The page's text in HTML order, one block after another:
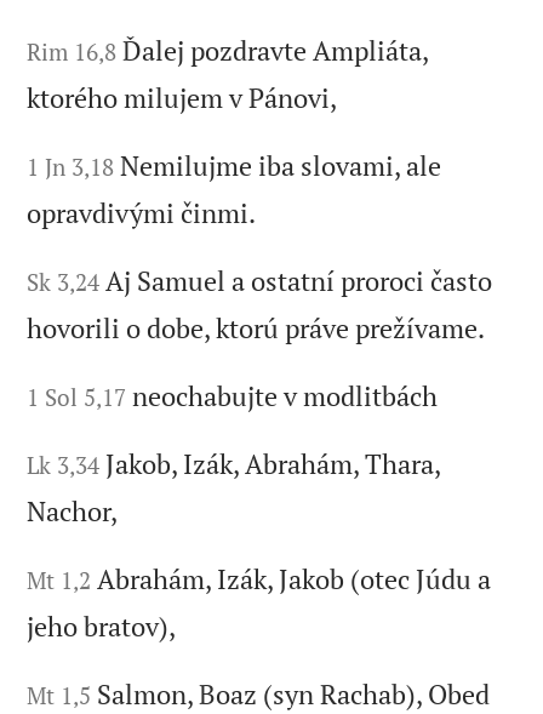
Rim 16,8 Ďalej pozdravte Ampliáta,
ktorého milujem v Pánovi,
1 Jn 3,18 Nemilujme iba slovami, ale
opravdivými činmi.
Sk 3,24 Aj Samuel a ostatní proroci často
hovorili o dobe, ktorú práve prežívame.
1 Sol 5,17 neochabujte v modlitbách
Lk 3,34 Jakob, Izák, Abrahám, Thara,
Nachor,
Mt 1,2 Abrahám, Izák, Jakob (otec Júdu a
jeho bratov),
Mt 1,5 Salmon, Boaz (syn Rachab), Obed